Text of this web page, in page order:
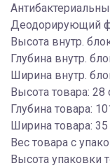
Деодорирующий
Высота внутр.
Глубина внутр.
Ширина внутр.
Высота товара: 28
Глубина товара:
Ширина товара:
Вес товара с
Высота упаковки